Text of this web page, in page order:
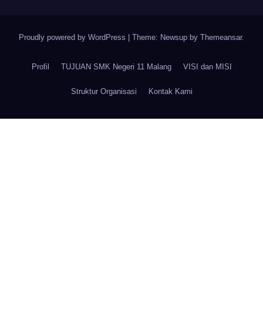
Proudly powered by WordPress Theme: Newsup by Themeansar.
Profil TUJUAN SMK Negeri 11 Malang VISI dan MISI
Struktur Organisasi Kontak Kami